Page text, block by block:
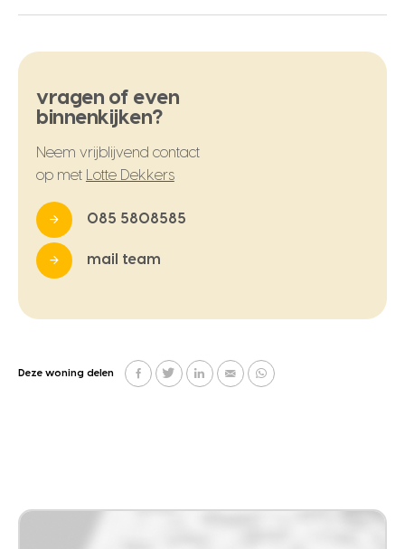
vragen of even
binnenkijken?
Neem vrijblijvend contact
op met
Lotte Dekkers
085 5808585
mail team
Deze woning delen